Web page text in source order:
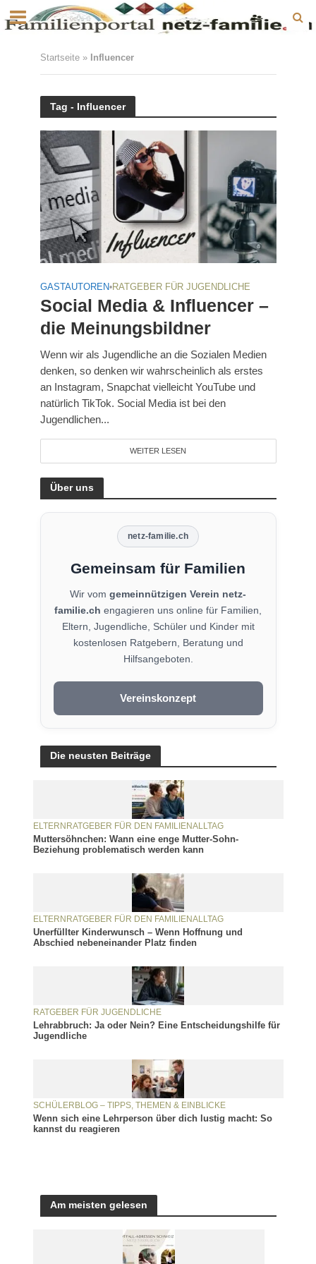
Startseite» Influencer
Tag - Influencer
GASTAUTOREN•RATGEBER FÜR JUGENDLICHE
Social Media & Influencer –
die Meinungsbildner
Wenn wir als Jugendliche an die Sozialen Medien
denken, so denken wir wahrscheinlich als erstes
an Instagram, Snapchat vielleicht YouTube und
natürlich TikTok. Social Media ist bei den
Jugendlichen...
WEITER LESEN
Über uns
netz-familie.ch
Gemeinsam für Familien
Wir vom gemeinnützigen Verein netz-
familie.ch engagieren uns online für Familien,
Eltern, Jugendliche, Schüler und Kinder mit
kostenlosen Ratgebern, Beratung und
Hilfsangeboten.
Vereinskonzept
Die neusten Beiträge
ELTERNRATGEBER FÜR DEN FAMILIENALLTAG
Muttersöhnchen: Wann eine enge Mutter-Sohn-
Beziehung problematisch werden kann
ELTERNRATGEBER FÜR DEN FAMILIENALLTAG
Unerfüllter Kinderwunsch – Wenn Hoffnung und
Abschied nebeneinander Platz finden
RATGEBER FÜR JUGENDLICHE
Lehrabbruch: Ja oder Nein? Eine Entscheidungshilfe für
Jugendliche
SCHÜLERBLOG – TIPPS, THEMEN & EINBLICKE
Wenn sich eine Lehrperson über dich lustig macht: So
kannst du reagieren
Am meisten gelesen